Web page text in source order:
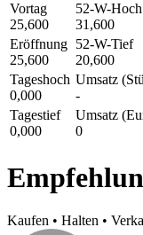
Vortag
25,600
52-W-Hoch
31,600
Eröffnung
25,600
52-W-Tief
20,600
Tageshoch
0,000
Umsatz
-
Tagestief
0,000
Umsatz
0
Kaufen • Halten •